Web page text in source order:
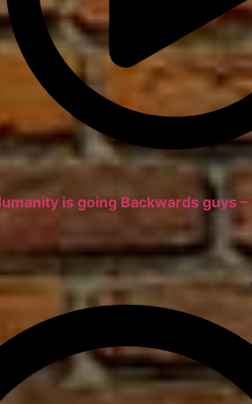
is going Backwards guys –